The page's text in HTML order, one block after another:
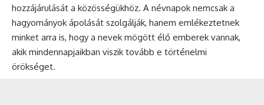
hozzájárulását a közösségükhöz. A névnapok nemcsak a
hagyományok ápolását szolgálják, hanem emlékeztetnek
minket arra is, hogy a nevek mögött élő emberek vannak,
akik mindennapjaikban viszik tovább e történelmi
örökséget.